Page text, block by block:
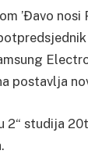
’Đavo
postavlja
2“ studija